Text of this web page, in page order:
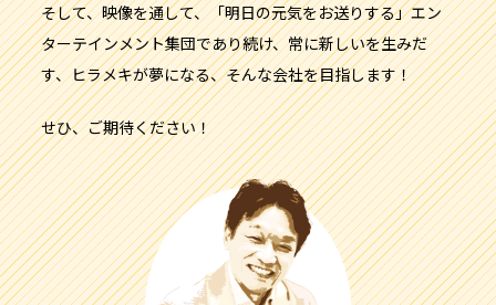
そして、映像を通して、「明日の元気をお送りする」エン
ターテインメント集団であり続け、常に新しいを生みだ
す、ヒラメキが夢になる、そんな会社を目指します！
せひ、ご期待ください！